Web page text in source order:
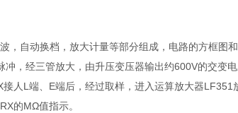
，自动换档，放大计量等部分组成，电路的方框图
冲，经三管放大，由升压变压器输出约600V的交变
人L端、E端后，经过取样，进入运算放大器
的MΩ值指示。